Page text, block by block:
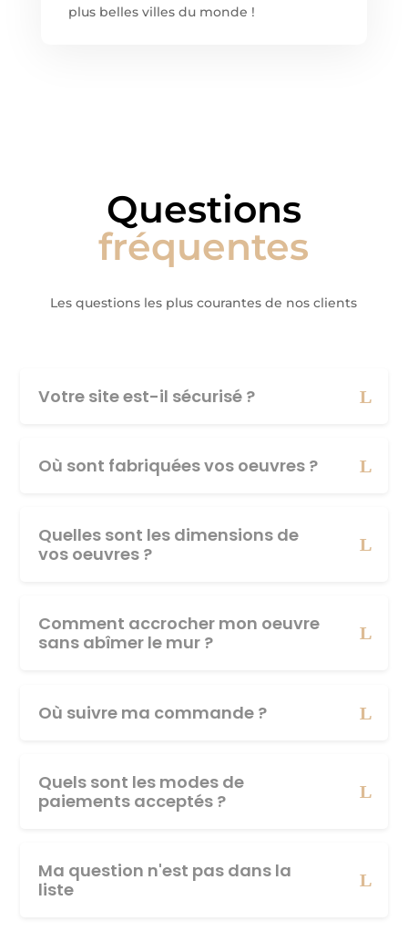
plus belles villes du monde !
Questions
fréquentes
Les questions les plus courantes de nos clients
Votre site est-il sécurisé ?
Où sont fabriquées vos oeuvres ?
Quelles sont les dimensions de
vos oeuvres ?
Comment accrocher mon oeuvre
sans abîmer le mur ?
Où suivre ma commande ?
Quels sont les modes de
paiements acceptés ?
Ma question n'est pas dans la
liste